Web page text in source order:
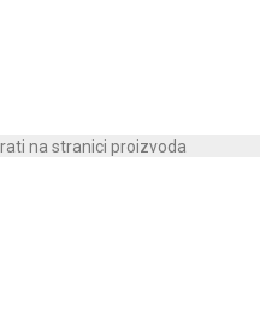
na stranici proizvoda